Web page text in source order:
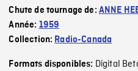
Chute de tournage de: ANNE
Année: 1959
Collection: Radio-Canada
Formats disponibles: Digital